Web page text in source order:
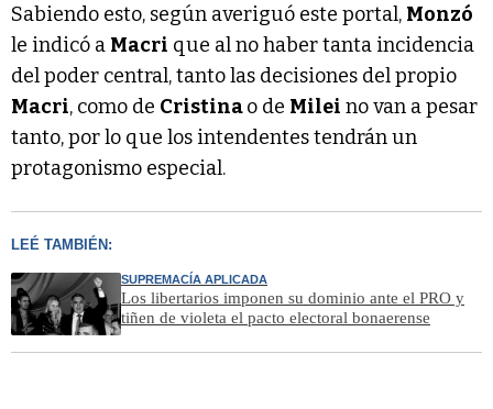
Sabiendo esto, según averiguó este portal, Monzó
le indicó a Macri que al no haber tanta incidencia
del poder central, tanto las decisiones del propio
Macri, como de Cristinao de Milei no van a pesar
tanto, por lo que los intendentes tendrán un
protagonismo especial.
LEÉ TAMBIÉN:
SUPREMACÍA APLICADA
Los libertarios imponen su dominio ante el PRO y
tiñen de violeta el pacto electoral bonaerense